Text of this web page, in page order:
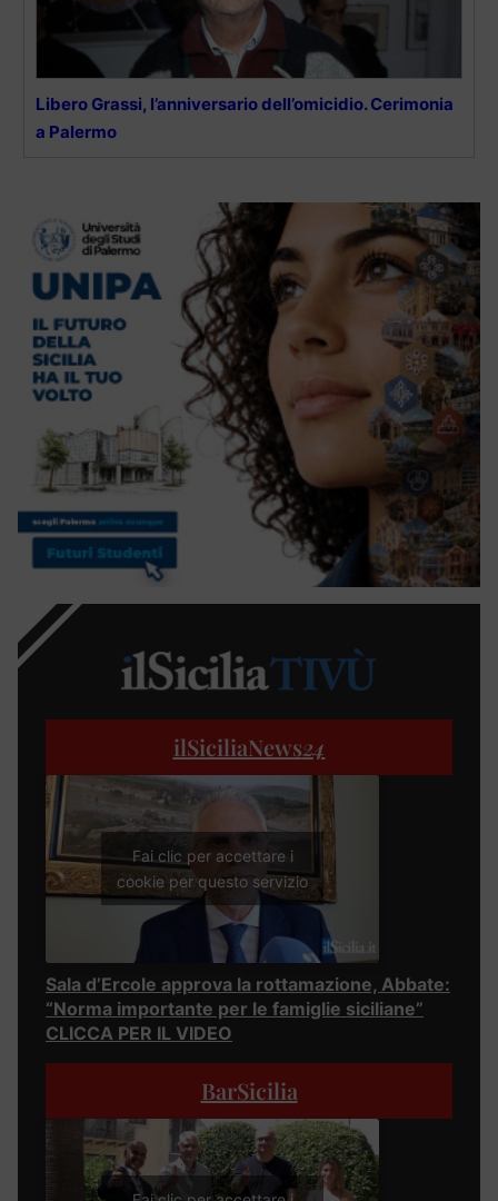
Libero Grassi, l’anniversario dell’omicidio. Cerimonia
a Palermo
ilSiciliaNews24
Fai clic per accettare i
cookie per questo servizio
Sala d’Ercole approva la rottamazione, Abbate:
“Norma importante per le famiglie siciliane”
CLICCA PER IL VIDEO
BarSicilia